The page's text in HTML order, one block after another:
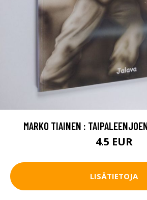
MARKO TIAINEN :
4.5 EUR
LISÄTIETOJA